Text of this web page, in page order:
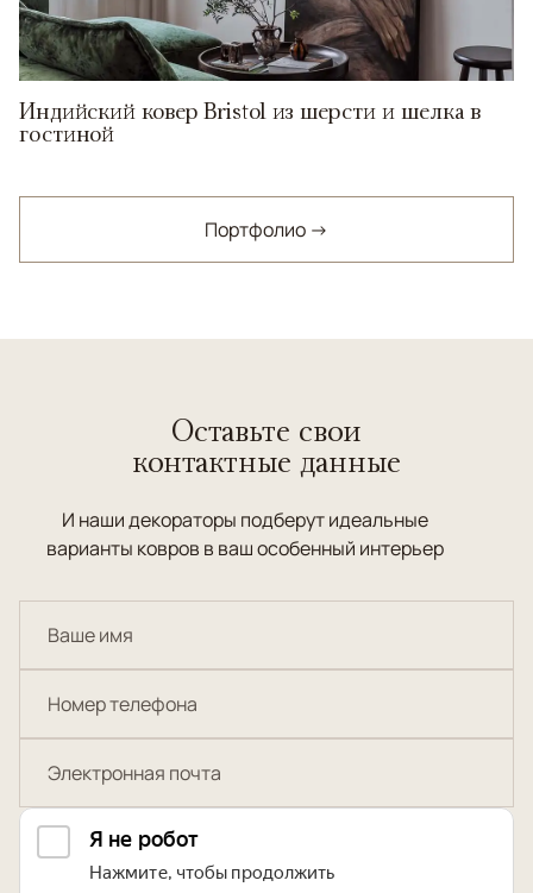
Индийский ковер Bristol из шерсти и шелка в
гостиной
Портфолио →
Оставьте свои
контактные данные
И наши декораторы подберут идеальные
варианты ковров в ваш особенный интерьер